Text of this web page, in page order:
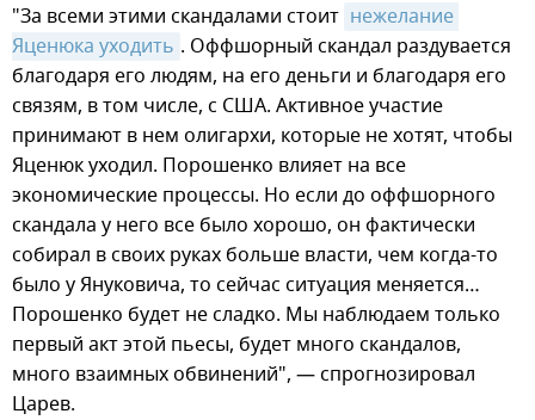
"За всеми этими скандалами стоит нежелание
Яценюка уходить . Оффшорный скандал раздувается
благодаря его людям, на его деньги и благодаря его
связям, в том числе, с США. Активное участие
принимают в нем олигархи, которые не хотят, чтобы
Яценюк уходил. Порошенко влияет на все
экономические процессы. Но если до оффшорного
скандала у него все было хорошо, он фактически
собирал в своих руках больше власти, чем когда-то
было у Януковича, то сейчас ситуация меняется…
Порошенко будет не сладко. Мы наблюдаем только
первый акт этой пьесы, будет много скандалов,
много взаимных обвинений", — спрогнозировал
Царев.